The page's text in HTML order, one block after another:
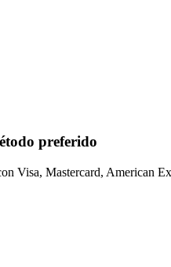
preferido
Visa, Mastercard, American